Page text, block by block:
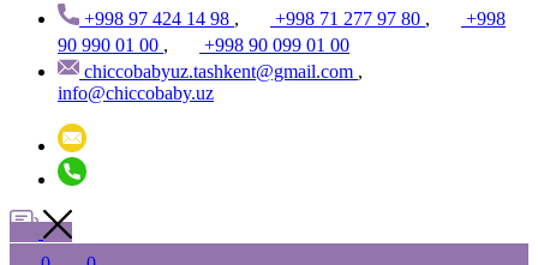
+998 97 424 14 98 , +998 71 277 97 80 ,
+998
90 990 01 00 ,
+998 90 099 01 00
chiccobabyuz.tashkent@gmail.com ,
info@chiccobaby.uz